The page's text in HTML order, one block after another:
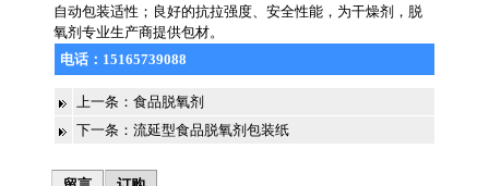
自动包装适性；良好的抗拉强度、安全性能，为干燥剂，脱
氧剂专业生产商提供包材。
电话： 15165739088
上一条： 食品脱氧剂
下一条： 流延型食品脱氧剂包装纸